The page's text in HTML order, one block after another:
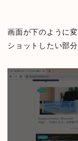
画面が下のように
ショットしたい部